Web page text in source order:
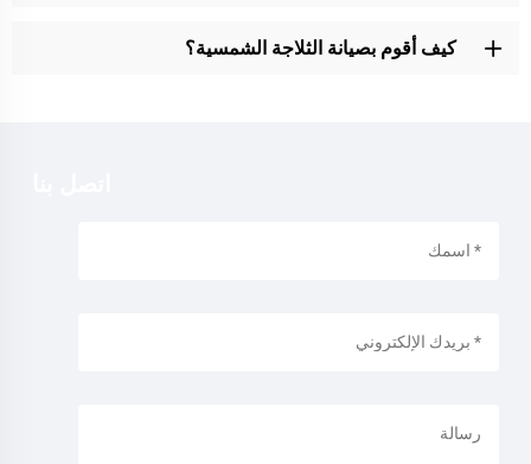
كيف أقوم بصيانة الثلاجة الشمسية؟